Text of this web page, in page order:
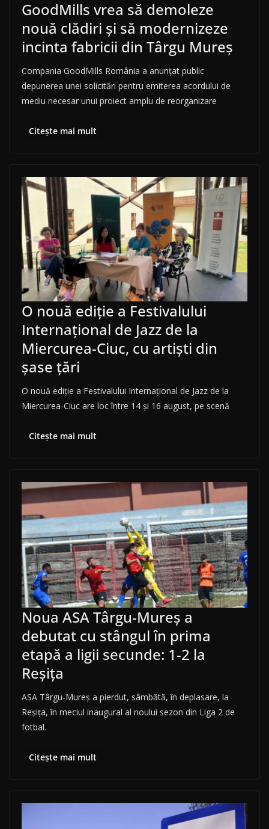
GoodMills vrea să demoleze
nouă clădiri și să modernizeze
incinta fabricii din Târgu Mureș
Compania GoodMills România a anunțat public
depunerea unei solicitări pentru emiterea acordului de
mediu necesar unui proiect amplu de reorganizare
Citește mai mult
O nouă ediţie a Festivalului
Internaţional de Jazz de la
Miercurea-Ciuc, cu artişti din
şase ţări
O nouă ediţie a Festivalului Internaţional de Jazz de la
Miercurea-Ciuc are loc între 14 şi 16 august, pe scenă
Citește mai mult
Noua ASA Târgu-Mureș a
debutat cu stângul în prima
etapă a ligii secunde: 1-2 la
Reșița
ASA Târgu-Mureș a pierdut, sâmbătă, în deplasare, la
Reșița, în meciul inaugural al noului sezon din Liga 2 de
fotbal.
Citește mai mult